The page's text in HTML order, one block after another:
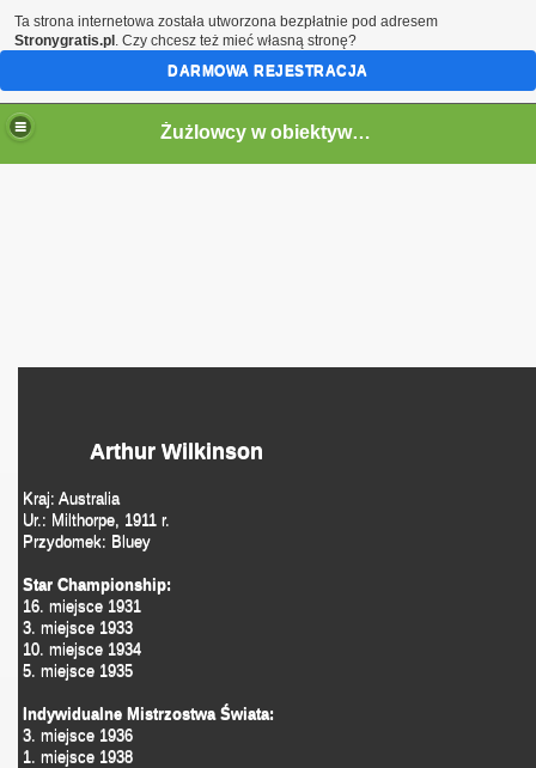
Żużlowcy w obiektywie by Speed
Arthur Wilkinson
Kraj: Australia
Ur.: Milthorpe, 1911 r.
Przydomek: Bluey
Star Championship:
16. miejsce 1931
3. miejsce 1933
10. miejsce 1934
5. miejsce 1935
Indywidualne Mistrzostwa Świata:
3. miejsce 1936
1. miejsce 1938
Ta strona internetowa została utworzona bezpłatnie pod adresem
Stronygratis.pl . Czy chcesz też mieć własną stronę?
DARMOWA REJESTRACJA